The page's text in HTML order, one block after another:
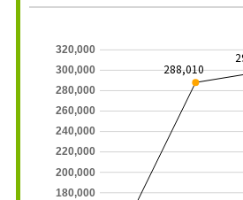
180,000
200,000
220,000
240,000
260,000
280,000
300,000
320,000
288,010